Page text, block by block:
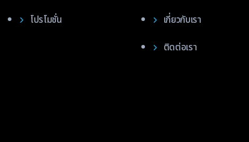
โปรโมชั่น
เกี่ยวกับเรา
ติดต่อเรา